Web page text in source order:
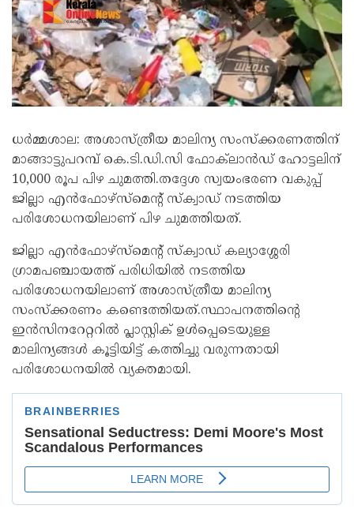
ധർമ്മശാല: അശാസ്ത്രീയ മാലിന്യ സംസ്‌ക്കരണത്തിന്
മാങ്ങാട്ടുപറമ്പ് കെ.ടി.ഡി.സി ഫോക്‌ലാന്‍ഡ് ഹോട്ടലിന്
10,000 രൂപ പിഴ ചുമത്തി.തദ്ദേശ സ്വയംഭരണ വകുപ്പ്
ജില്ലാ എന്‍ഫോഴ്സ്മെന്റ് സ്‌ക്വാഡ് നടത്തിയ
പരിശോധനയിലാണ് പിഴ ചുമത്തിയത്.
ജില്ലാ എന്‍ഫോഴ്സ്മെന്റ് സ്‌ക്വാഡ് കല്യാശ്ശേരി
ഗ്രാമപഞ്ചായത്ത് പരിധിയില്‍ നടത്തിയ
പരിശോധനയിലാണ് അശാസ്ത്രീയ മാലിന്യ
സംസ്‌ക്കരണം കണ്ടെത്തിയത്.സ്ഥാപനത്തിന്റെ
ഇന്‍സിനറേറ്ററില്‍ പ്ലാസ്റ്റിക് ഉള്‍പ്പെടെയുള്ള
മാലിന്യങ്ങള്‍ കൂട്ടിയിട്ട് കത്തിച്ചു വരുന്നതായി
പരിശോധനയില്‍ വ്യക്തമായി.